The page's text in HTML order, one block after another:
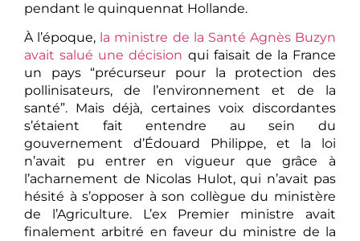
pendant le quinquennat Hollande.
À l’époque, la ministre de la Santé Agnès Buzyn
avait salué une décision qui faisait de la France
un pays “précurseur pour la protection des
pollinisateurs, de l’environnement et de la
santé”. Mais déjà, certaines voix discordantes
s’étaient fait entendre au sein du
gouvernement d’Édouard Philippe, et la loi
n’avait pu entrer en vigueur que grâce à
l’acharnement de Nicolas Hulot, qui n’avait pas
hésité à s’opposer à son collègue du ministère
de l’Agriculture. L’ex Premier ministre avait
finalement arbitré en faveur du ministre de la